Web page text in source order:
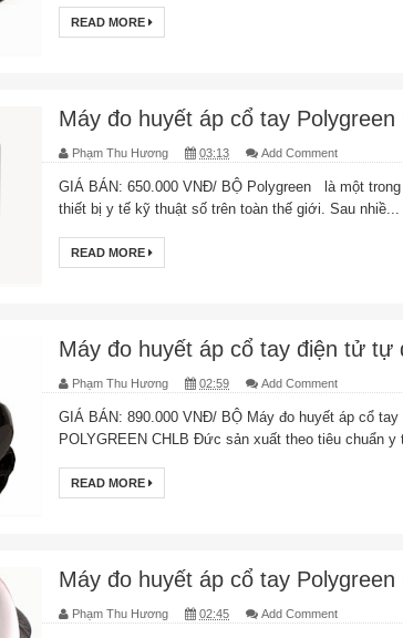
READ MORE
Máy đo huyết áp cổ tay Polygreen
Phạm Thu Hương 03:13 Add Comment
GIÁ BÁN: 650.000 VNĐ/ BỘ Polygreen là một
thiết bị y tế kỹ thuật số trên toàn thế giới. Sau nhiề...
READ MORE
Máy đo huyết áp cổ tay điện tử tự
Phạm Thu Hương 02:59 Add Comment
GIÁ BÁN: 890.000 VNĐ/ BỘ Máy đo huyết áp cổ
POLYGREEN CHLB Đức sản xuất theo tiêu chuẩn y
READ MORE
Máy đo huyết áp cổ tay Polygreen
Phạm Thu Hương 02:45 Add Comment